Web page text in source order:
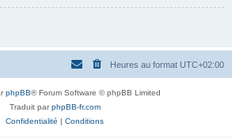
Heures au format UTC+02:00
phpBB® Forum Software © phpBB Limited
Traduit parphpBB-fr.com
Confidentialité | Conditions